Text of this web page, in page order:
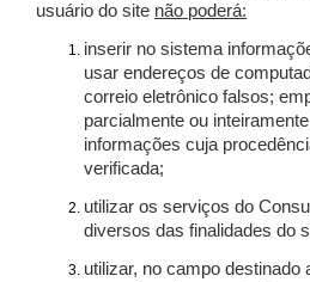
usuário do site não poderá:
inserir no sistema
usar endereços de
correio eletrônico falsos;
parcialmente ou
informações cuja
verificada;
utilizar os serviços do
diversos das finalidades do
utilizar, no campo destinado